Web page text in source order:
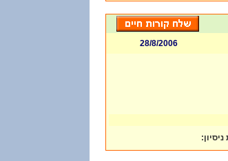
28/8/2006
: